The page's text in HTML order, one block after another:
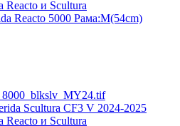
Reacto 5000 Рама:M(54cm)